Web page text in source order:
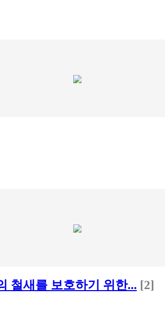
철새를 보호하기 위한... [2]